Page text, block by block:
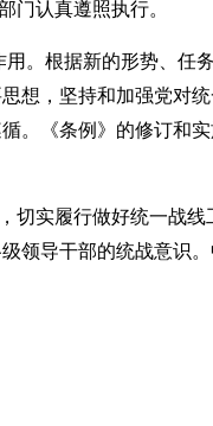
门认真遵照执行。
。根据新的形势、任
想，坚持和加强党对
。《条例》的修订和
切实履行做好统一战
领导干部的统战意识